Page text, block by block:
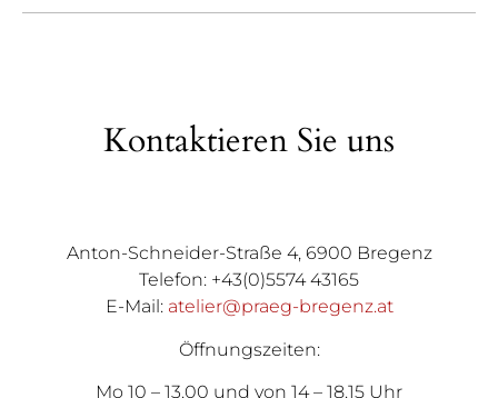
Kontaktieren Sie uns
Anton-Schneider-Straße 4, 6900 Bregenz
Telefon: +43(0)5574 43165
E-Mail: atelier@praeg-bregenz.at
Öffnungszeiten:
Mo 10 – 13.00 und von 14 – 18.15 Uhr